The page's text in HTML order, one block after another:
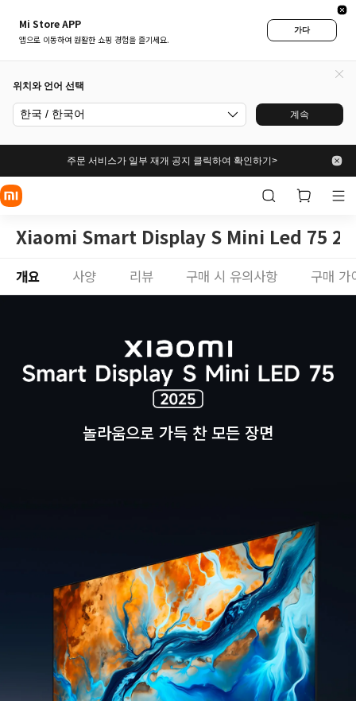
Mi Store APP
앱으로 이동하여 원활한 쇼핑 경험을 즐기세요.
가다
위치와 언어 선택
한국 / 한국어 계속
주문 서비스가 일부 재개 공지 클릭하여 확인하기>
Xiaomi Smart Display S Mini Led 75
개요 사양 리뷰 구매 시 유의사항 구매 가
놀라움으로 가득 찬 모든 장면